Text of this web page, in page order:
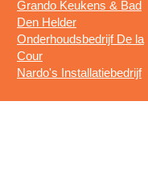
Grando Keukens & Bad
Den Helder
Onderhoudsbedrijf De la
Cour
Nardo's Installatiebedrijf